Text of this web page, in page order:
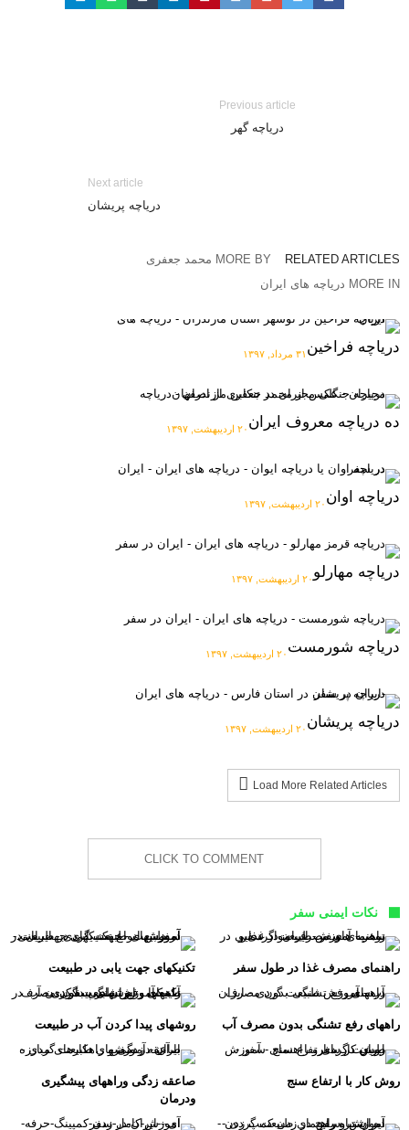
Previous article
دریاچه گهر
Next article
دریاچه پریشان
RELATED ARTICLES
MORE BY محمد جعفری
MORE IN دریاچه های ایران
دریاچه فراخین ۳۱ مرداد, ۱۳۹۷
ده دریاچه معروف ایران ۲۰ اردیبهشت, ۱۳۹۷
دریاچه اوان ۲۰ اردیبهشت, ۱۳۹۷
دریاچه مهارلو۲۰ اردیبهشت, ۱۳۹۷
دریاچه شورمست ۲۰ اردیبهشت, ۱۳۹۷
دریاچه پریشان ۲۰ اردیبهشت, ۱۳۹۷
Load More Related Articles
CLICK TO COMMENT
نکات ایمنی سفر
راهنمای مصرف غذا در طول سفر تکنیکهای جهت یابی در طبیعت
راههای رفع تشنگی بدون مصرف آب روشهای پیدا کردن آب در طبیعت
روش کار با ارتفاع سنج
صاعقه زدگی وراههای پیشگیری
ودرمان